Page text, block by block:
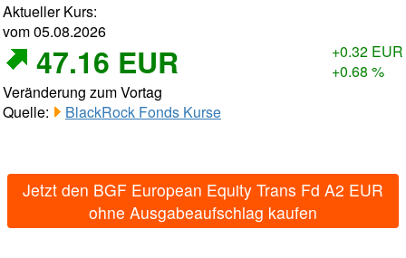
Aktueller Kurs:
vom 05.08.2026
47.16 EUR
+0.32 EUR
+0.68 %
Veränderung zum Vortag
Quelle:
BlackRock Fonds Kurse
Jetzt den BGF European Equity Trans Fd A2 EUR
ohne Ausgabeaufschlag kaufen